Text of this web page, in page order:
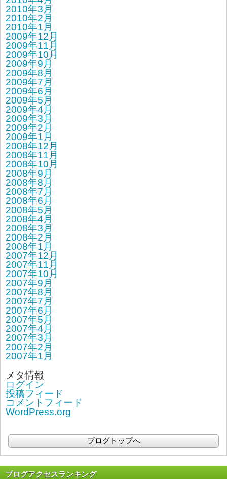
2010年3月
2010年2月
2010年1月
2009年12月
2009年11月
2009年10月
2009年9月
2009年8月
2009年7月
2009年6月
2009年5月
2009年4月
2009年3月
2009年2月
2009年1月
2008年12月
2008年11月
2008年10月
2008年9月
2008年8月
2008年7月
2008年6月
2008年5月
2008年4月
2008年3月
2008年2月
2008年1月
2007年12月
2007年11月
2007年10月
2007年9月
2007年8月
2007年7月
2007年6月
2007年5月
2007年4月
2007年3月
2007年2月
2007年1月
メタ情報
ログイン
投稿フィード
コメントフィード
WordPress.org
ブログトップへ
ブログアクセスランキング